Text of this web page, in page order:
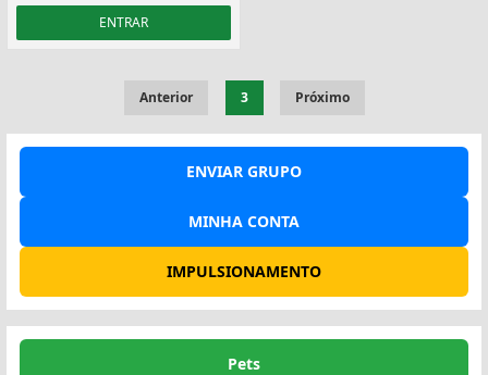
ENTRAR
Anterior 3 Próximo
ENVIAR GRUPO
MINHA CONTA
IMPULSIONAMENTO
Pets